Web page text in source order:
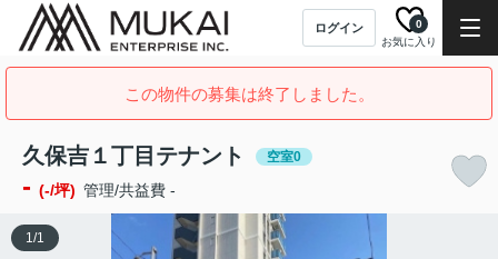
ログイン
お気に入り
0
この物件の募集は終了しました。
久保吉１丁目テナント 空室0
- (-/坪) 管理/共益費 -
1/1